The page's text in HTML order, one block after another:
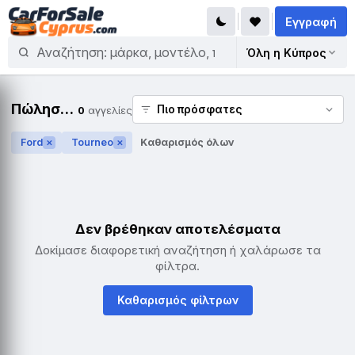
Όλη η Κύπρος
Εγγραφή
Πώληση Ford Tourneo 0 αγγελίες
Ford ✕ Tourneo ✕ Καθαρισμός όλων
Δεν βρέθηκαν αποτελέσματα
Δοκίμασε διαφορετική αναζήτηση ή χαλάρωσε τα
φίλτρα.
Καθαρισμός φίλτρων